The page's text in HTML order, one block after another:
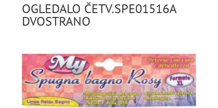
OGLEDALO ČETV.SPE01516A
DVOSTRANO